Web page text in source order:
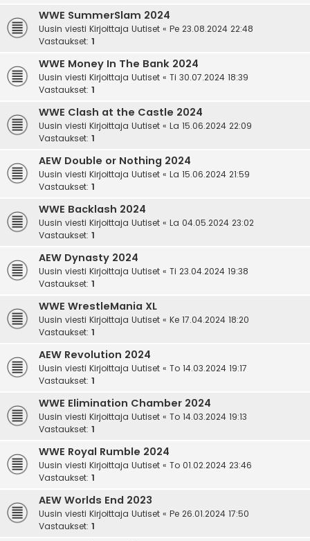
WWE SummerSlam 2024
Uusin viesti Kirjoittaja Uutiset « Pe 23.08.2024 22:48
Vastaukset: 1
WWE Money In The Bank 2024
Uusin viesti Kirjoittaja Uutiset « Ti 30.07.2024 18:39
Vastaukset: 1
WWE Clash at the Castle 2024
Uusin viesti Kirjoittaja Uutiset « La 15.06.2024 22:09
Vastaukset: 1
AEW Double or Nothing 2024
Uusin viesti Kirjoittaja Uutiset « La 15.06.2024 21:59
Vastaukset: 1
WWE Backlash 2024
Uusin viesti Kirjoittaja Uutiset « La 04.05.2024 23:02
Vastaukset: 1
AEW Dynasty 2024
Uusin viesti Kirjoittaja Uutiset « Ti 23.04.2024 19:38
Vastaukset: 1
WWE WrestleMania XL
Uusin viesti Kirjoittaja Uutiset « Ke 17.04.2024 18:20
Vastaukset: 1
AEW Revolution 2024
Uusin viesti Kirjoittaja Uutiset « To 14.03.2024 19:17
Vastaukset: 1
WWE Elimination Chamber 2024
Uusin viesti Kirjoittaja Uutiset « To 14.03.2024 19:13
Vastaukset: 1
WWE Royal Rumble 2024
Uusin viesti Kirjoittaja Uutiset « To 01.02.2024 23:46
Vastaukset: 1
AEW Worlds End 2023
Uusin viesti Kirjoittaja Uutiset « Pe 26.01.2024 17:50
Vastaukset: 1